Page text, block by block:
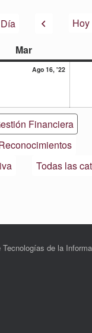
Día AnteriorHoy
Marmartes
Ago 16, '2216
Financiera
Todas las
de la